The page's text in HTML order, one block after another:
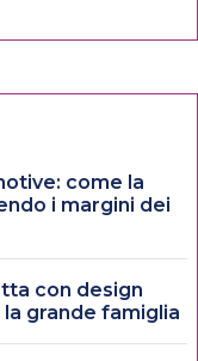
come la
i margini dei
con design
grande famiglia